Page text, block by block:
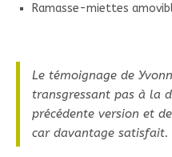
Ramasse-miettes
Le témoignage de
transgressant pas à la
précédente version et
car davantage satisfait.